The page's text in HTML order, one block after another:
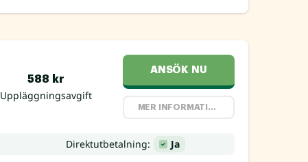
588 kr
Uppläggningsavgift
ANSÖK NU
MER INFORMATION
Direktutbetalning: Ja